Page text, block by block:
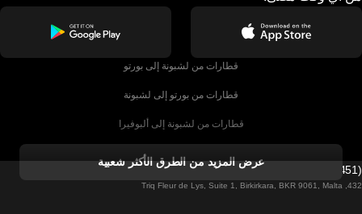
قطارات من لشبونة إلى بورتو
قطارات من بورتو إلى لشبونة
قطارات من لشبونة إلى ألبوفيرا
قطارات من ألبوفيرا إلى لشبونة
قطارات من لشبونة إلى لاغوس
عرض المزيد من الطرق الأكثر شعبية
Firebird GT Limited (OC 1451)
432, Triq Fleur de Lys, Suite 1, Birkirkara, BKR 9061, Malta